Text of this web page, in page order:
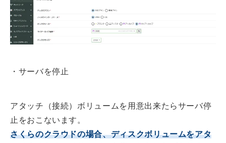
・サーバを停止
アタッチ（接続）ボリュームを用意出来たらサーバ停
止をおこないます。
さくらのクラウドの場合、ディスクボリュームをアタ